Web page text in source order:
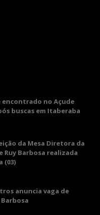
encontrado no Açude
buscas em Itaberaba
da Mesa Diretora da
Ruy Barbosa realizada
(03)
anuncia vaga de